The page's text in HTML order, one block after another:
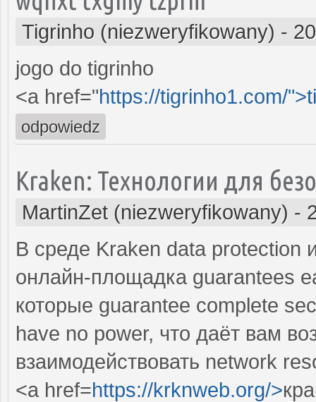
Tigrinho (niezweryfikowany) -
jogo do tigrinho
<a href="https://tigrinho1.com/
odpowiedz
Kraken: Технологии для
MartinZet (niezweryfikowany) -
В среде Kraken data protection
онлайн-площадка guarantees
которые guarantee complete
have no power, что даёт вам
взаимодействовать network
<a href=https://krknweb.org/>